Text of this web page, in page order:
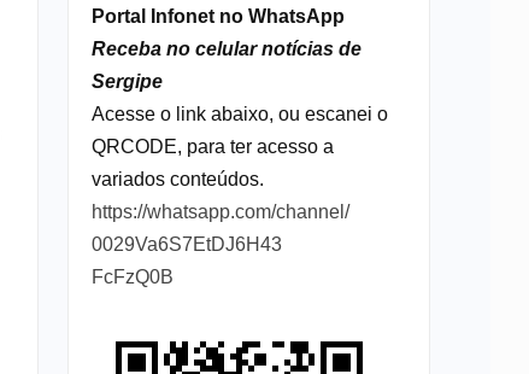
Portal Infonet no WhatsApp
Receba no celular notícias de
Sergipe
Acesse o link abaixo, ou escanei o
QRCODE, para ter acesso a
variados conteúdos.
https://whatsapp.com/channel/
0029Va6S7EtDJ6H43
FcFzQ0B